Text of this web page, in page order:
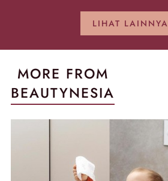
LIHAT LAINNYA
MORE FROM
BEAUTYNESIA